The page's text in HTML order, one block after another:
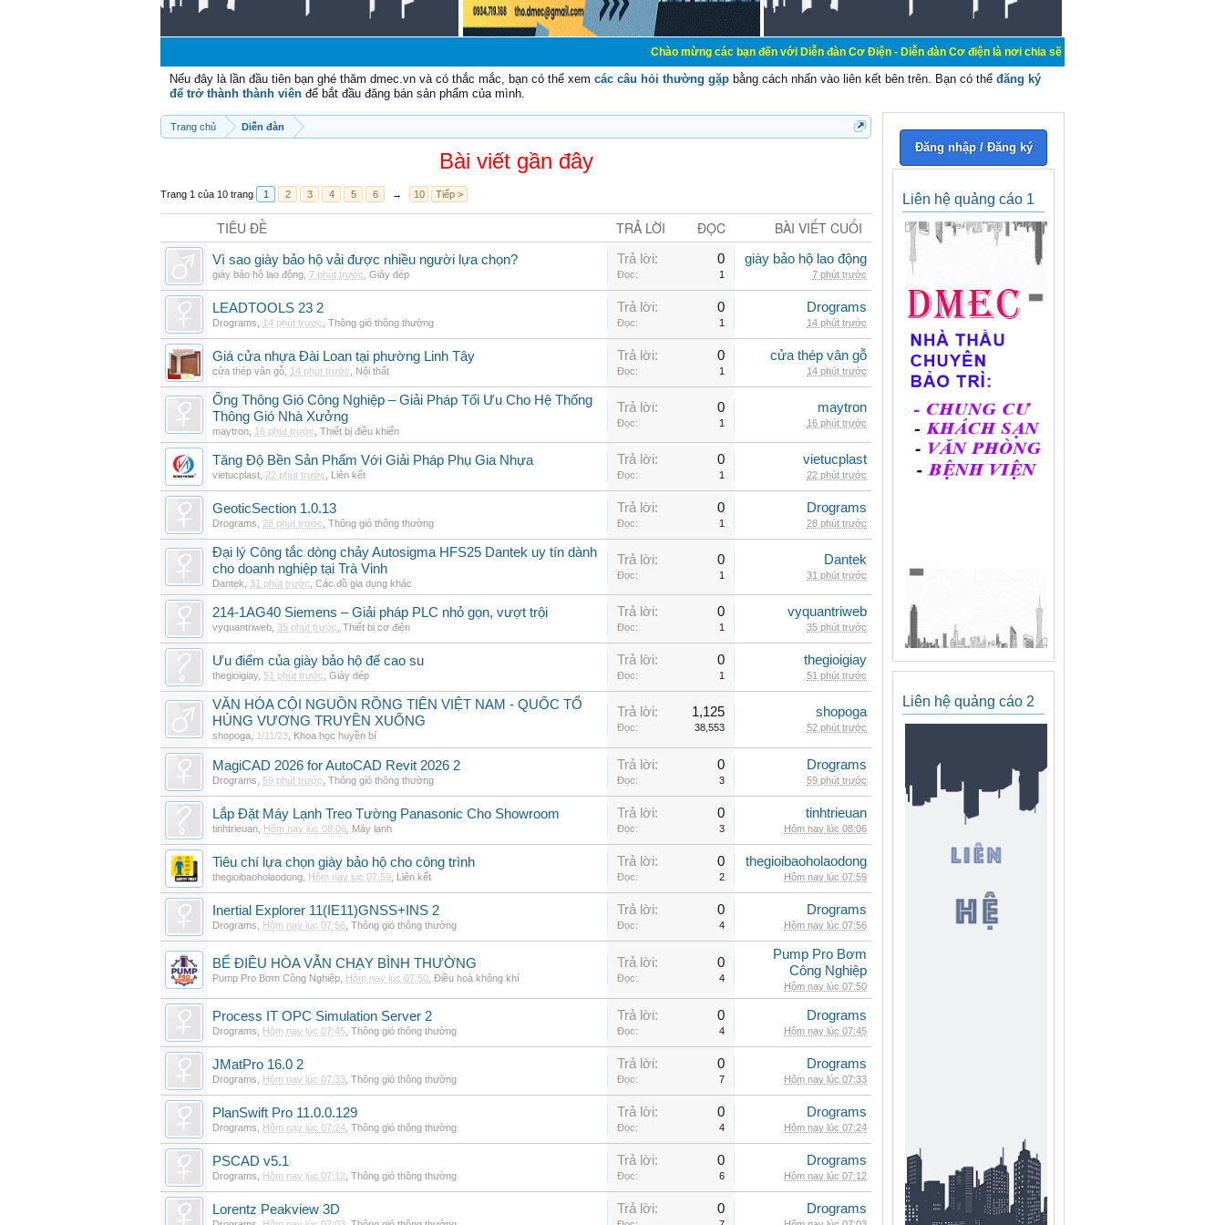
Chào mừng các bạn đến với Diễn đàn Cơ Điện - Diễn đàn Cơ điện là nơi chia sẽ kiến thức kinh nghiệm trong lãnh vực
Nếu đây là lần đầu tiên bạn ghé thăm dmec.vn và có thắc mắc, bạn có thể xem các câu hỏi thường gặp bằng cách nhấn vào liên kết bên trên. Bạn có thể đăng ký
để trở thành thành viên để bắt đầu đăng bán sản phẩm của mình.
Trang chủ Diễn đàn
Bài viết gần đây
Trang 1 của 10 trang 1 2 3 4 5 6 → 10 Tiếp >
TIÊU ĐỀ TRẢ LỜI ĐỌC BÀI VIẾT CUỐI
Vì sao giày bảo hộ vải được nhiều người lựa chọn?
giày bảo hộ lao động 7 phút trước Giày dép
Trả lời: 0
Đọc: 1
giày bảo hộ lao động
7 phút trước
LEADTOOLS 23 2
Drograms 14 phút trước Thông gió thông thường
Trả lời: 0
Đọc: 1
Drograms
14 phút trước
Giá cửa nhựa Đài Loan tại phường Linh Tây
cửa thép vân gỗ 14 phút trước Nội thất
Trả lời: 0
Đọc: 1
cửa thép vân gỗ
14 phút trước
Ống Thông Gió Công Nghiệp – Giải Pháp Tối Ưu Cho Hệ Thống
Thông Gió Nhà Xưởng
maytron 16 phút trước Thiết bị điều khiển
Trả lời: 0
Đọc: 1
maytron
16 phút trước
Tăng Độ Bền Sản Phẩm Với Giải Pháp Phụ Gia Nhựa
vietucplast 22 phút trước Liên kết
Trả lời: 0
Đọc: 1
vietucplast
22 phút trước
GeoticSection 1.0.13
Drograms 28 phút trước Thông gió thông thường
Trả lời: 0
Đọc: 1
Drograms
28 phút trước
Đại lý Công tắc dòng chảy Autosigma HFS25 Dantek uy tín dành
cho doanh nghiệp tại Trà Vinh
Dantek 31 phút trước Các đồ gia dụng khác
Trả lời: 0
Đọc: 1
Dantek
31 phút trước
214-1AG40 Siemens – Giải pháp PLC nhỏ gọn, vượt trội
vyquantriweb 35 phút trước Thiết bị cơ điện
Trả lời: 0
Đọc: 1
vyquantriweb
35 phút trước
Ưu điểm của giày bảo hộ đế cao su
thegioigiay, 51 phút trước Giày dép
Trả lời: 0
Đọc: 1
thegioigiay
51 phút trước
VĂN HÓA CỘI NGUỒN RỒNG TIÊN VIỆT NAM - QUỐC TỔ
HÙNG VƯƠNG TRUYỀN XUỐNG
shopoga 1/11/23 Khoa học huyền bí
Trả lời: 1,125
Đọc: 38,553
shopoga
52 phút trước
MagiCAD 2026 for AutoCAD Revit 2026 2
Drograms 59 phút trước Thông gió thông thường
Trả lời: 0
Đọc: 3
Drograms
59 phút trước
Lắp Đặt Máy Lạnh Treo Tường Panasonic Cho Showroom
tinhtrieuan Hôm nay lúc 08:06 Máy lạnh
Trả lời: 0
Đọc: 3
tinhtrieuan
Hôm nay lúc 08:06
Tiêu chí lựa chọn giày bảo hộ cho công trình
thegioibaoholaodong Hôm nay lúc 07:59 Liên kết
Trả lời: 0
Đọc: 2
thegioibaoholaodong
Hôm nay lúc 07:59
Inertial Explorer 11(IE11)GNSS+INS 2
Drograms Hôm nay lúc 07:56 Thông gió thông thường
Trả lời: 0
Đọc: 4
Drograms
Hôm nay lúc 07:56
BỂ ĐIỀU HÒA VẪN CHẠY BÌNH THƯỜNG
Pump Pro Bơm Công Nghiệp Hôm nay lúc 07:50 Điều hoà không khí
Trả lời: 0
Đọc: 4
Pump Pro Bơm
Công Nghiệp
Hôm nay lúc 07:50
Process IT OPC Simulation Server 2
Drograms Hôm nay lúc 07:45 Thông gió thông thường
Trả lời: 0
Đọc: 4
Drograms
Hôm nay lúc 07:45
JMatPro 16.0 2
Drograms Hôm nay lúc 07:33 Thông gió thông thường
Trả lời: 0
Đọc: 7
Drograms
Hôm nay lúc 07:33
PlanSwift Pro 11.0.0.129
Drograms Hôm nay lúc 07:24 Thông gió thông thường
Trả lời: 0
Đọc: 4
Drograms
Hôm nay lúc 07:24
PSCAD v5.1
Drograms Hôm nay lúc 07:12 Thông gió thông thường
Trả lời: 0
Đọc: 6
Drograms
Hôm nay lúc 07:12
Lorentz Peakview 3D Trả lời: 0 Drograms
Đăng nhập / Đăng ký
Liên hệ quảng cáo 1
Liên hệ quảng cáo 2